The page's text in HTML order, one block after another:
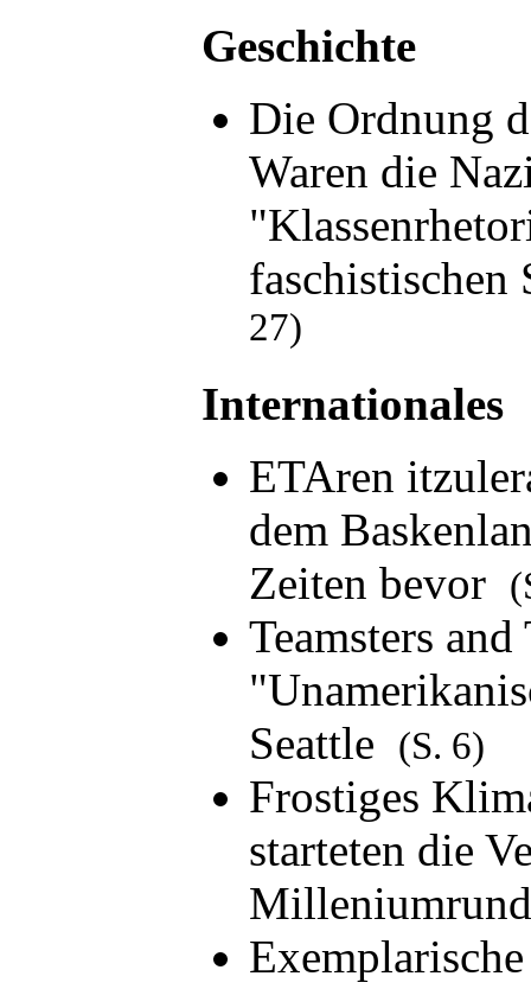
Geschichte
Die Ordnung
Waren die
27)
Internationales
ETAren
dem
Zeiten bevor
Teamsters
Seattle
(S. 6)
Frostiges
starteten die